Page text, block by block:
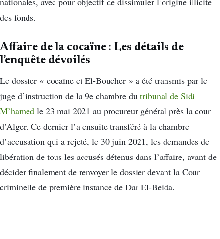
des fonds.
Affaire de la cocaïne : Les détails de
l’enquête dévoilés
Le dossier « cocaïne et El-Boucher » a été transmis par le
juge d’instruction de la 9e chambre du tribunal de Sidi
M’hamed le 23 mai 2021 au procureur général près la cour
d’Alger. Ce dernier l’a ensuite transféré à la chambre
d’accusation qui a rejeté, le 30 juin 2021, les demandes de
libération de tous les accusés détenus dans l’affaire, avant de
décider finalement de renvoyer le dossier devant la Cour
criminelle de première instance de Dar El-Beida.